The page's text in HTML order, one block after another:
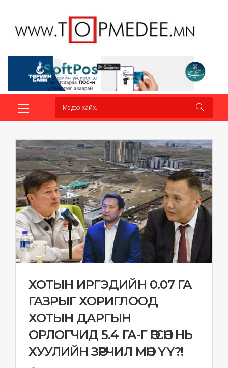
ХОТЫН ИРГЭДИЙН 0.07 ГА
ГАЗРЫГ ХОРИГЛООД
ХОТЫН ДАРГЫН
ОРЛОГЧИД 5.4 ГА-Г ӨГСӨН НЬ
ХУУЛИЙН ЗӨРЧИЛ МӨН ҮҮ?!